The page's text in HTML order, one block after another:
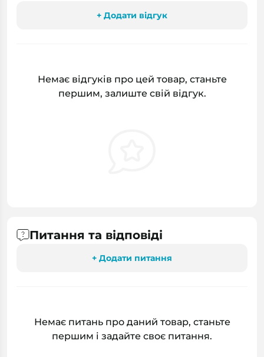
+ Додати відгук
Немає відгуків про цей товар, станьте
першим, залиште свій відгук.
Питання та відповіді
+ Додати питання
Немає питань про даний товар, станьте
першим і задайте своє питання.